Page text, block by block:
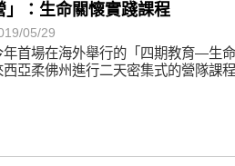
、無盡的智慧、無盡的接引。
。
頭就開。
」：生命關懷實踐課程
05/29
年首場在海外舉行的「四期教育—生
西亞柔佛州進行二天密集式的營隊課程